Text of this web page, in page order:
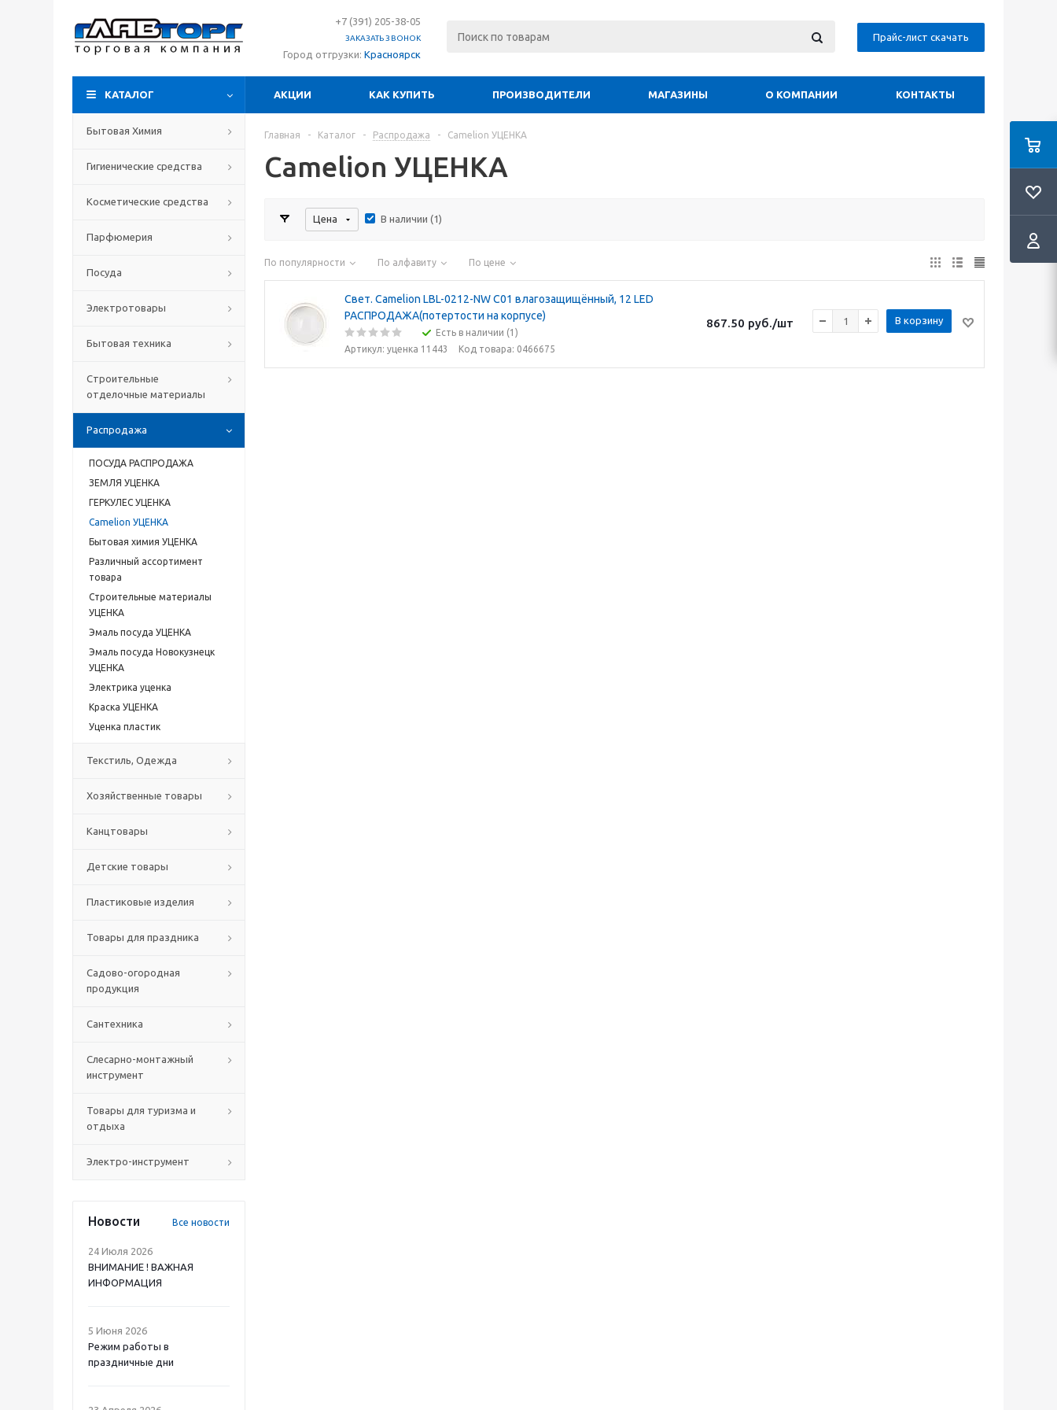
+7 (391) 205-38-05
ЗАКАЗАТЬ ЗВОНОК
Город отгрузки: Красноярск
Прайс-лист скачать
КАТАЛОГ АКЦИИ КАК КУПИТЬ ПРОИЗВОДИТЕЛИ МАГАЗИНЫ О КОМПАНИИ КОНТАКТЫ
Бытовая Химия
Гигиенические средства
Косметические средства
Парфюмерия
Посуда
Электротовары
Бытовая техника
Строительные
отделочные материалы
Распродажа
ПОСУДА РАСПРОДАЖА
ЗЕМЛЯ УЦЕНКА
ГЕРКУЛЕС УЦЕНКА
Camelion УЦЕНКА
Бытовая химия УЦЕНКА
Различный ассортимент
товара
Строительные материалы
УЦЕНКА
Эмаль посуда УЦЕНКА
Эмаль посуда Новокузнецк
УЦЕНКА
Электрика уценка
Краска УЦЕНКА
Уценка пластик
Текстиль, Одежда
Хозяйственные товары
Канцтовары
Детские товары
Пластиковые изделия
Товары для праздника
Садово-огородная
продукция
Сантехника
Слесарно-монтажный
инструмент
Товары для туризма и
отдыха
Электро-инструмент
Новости Все новости
24 Июля 2026
ВНИМАНИЕ ! ВАЖНАЯ
ИНФОРМАЦИЯ
5 Июня 2026
Режим работы в
праздничные дни
Главная - Каталог - Распродажа - Camelion УЦЕНКА
Camelion УЦЕНКА
Цена В наличии (1)
По популярности По алфавиту По цене
Свет. Camelion LBL-0212-NW C01 влагозащищённый, 12 LED
РАСПРОДАЖА(потертости на корпусе)
Есть в наличии (1)
Артикул: уценка 11443
Код товара: 0466675
867.50 руб./шт В корзину